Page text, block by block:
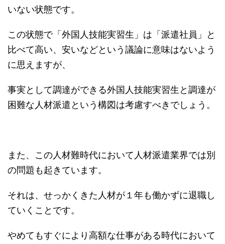
いない状態です。
この状態で「外国人技能実習生」は「派遣社員」と
比べて高い、安いなどという議論に意味はないよう
に思えますが、
事実として調達ができる外国人技能実習生と調達が
困難な人材派遣という構図は考慮すべきでしょう。
また、この人材難時代において人材派遣業界では別
の問題も起きています。
それは、せっかくきた人材が１年も働かずに退職し
ていくことです。
やめてもすぐにより高額な仕事がある時代において